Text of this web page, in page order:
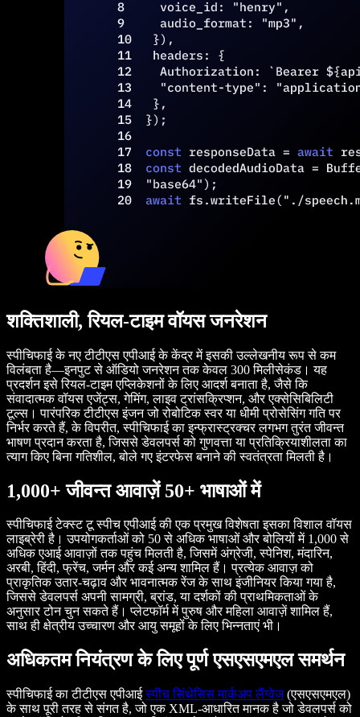
शक्तिशाली, रियल-टाइम वॉयस जनरेशन
स्पीचिफाई के नए टीटीएस एपीआई के केंद्र में इसकी उल्लेखनीय रूप से कम
विलंबता है—इनपुट से ऑडियो जनरेशन तक केवल 300 मिलीसेकंड। यह
प्रदर्शन इसे रियल-टाइम एप्लिकेशनों के लिए आदर्श बनाता है, जैसे कि
संवादात्मक वॉयस एजेंट्स, गेमिंग, लाइव ट्रांसक्रिप्शन, और एक्सेसिबिलिटी
टूल्स। पारंपरिक टीटीएस इंजन जो रोबोटिक स्वर या धीमी प्रोसेसिंग गति पर
निर्भर करते हैं, के विपरीत, स्पीचिफाई का इन्फ्रास्ट्रक्चर लगभग तुरंत जीवन्त
भाषण प्रदान करता है, जिससे डेवलपर्स को गुणवत्ता या प्रतिक्रियाशीलता का
त्याग किए बिना गतिशील, बोले गए इंटरफेस बनाने की स्वतंत्रता मिलती है।
1,000+ जीवन्त आवाज़ें 50+ भाषाओं में
स्पीचिफाई टेक्स्ट टू स्पीच एपीआई की एक प्रमुख विशेषता इसका विशाल वॉयस
लाइब्रेरी है। उपयोगकर्ताओं को 50 से अधिक भाषाओं और बोलियों में 1,000 से
अधिक एआई आवाज़ों तक पहुंच मिलती है, जिसमें अंग्रेजी, स्पेनिश, मंदारिन,
अरबी, हिंदी, फ्रेंच, जर्मन और कई अन्य शामिल हैं। प्रत्येक आवाज़ को
प्राकृतिक उतार-चढ़ाव और भावनात्मक रेंज के साथ इंजीनियर किया गया है,
जिससे डेवलपर्स अपनी सामग्री, ब्रांड, या दर्शकों की प्राथमिकताओं के
अनुसार टोन चुन सकते हैं। प्लेटफॉर्म में पुरुष और महिला आवाज़ें शामिल हैं,
साथ ही क्षेत्रीय उच्चारण और आयु समूहों के लिए भिन्नताएं भी।
अधिकतम नियंत्रण के लिए पूर्ण एसएसएमएल समर्थन
स्पीचिफाई का टीटीएस एपीआईस्पीच सिंथेसिस मार्कअप लैंग्वेज(एसएसएमएल)
के साथ पूरी तरह से संगत है, जो एक XML-आधारित मानक है जो डेवलपर्स को